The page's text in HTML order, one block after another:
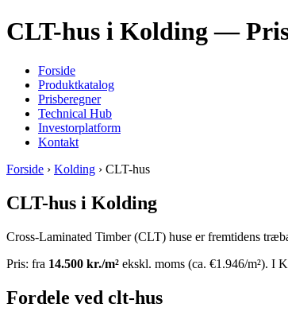
CLT-hus i Kolding —
Forside
Produktkatalog
Prisberegner
Technical Hub
Investorplatform
Kontakt
Forside › Kolding › CLT-hus
CLT-hus i Kolding
Cross-Laminated Timber (CLT) huse er fremtidens
Pris: fra 14.500 kr./m² ekskl. moms (ca. €1.946/m²). I
Fordele ved clt-hus